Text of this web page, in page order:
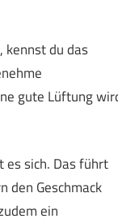
kennst du das
gute Lüftung
es sich. Das führt
den Geschmack
ein